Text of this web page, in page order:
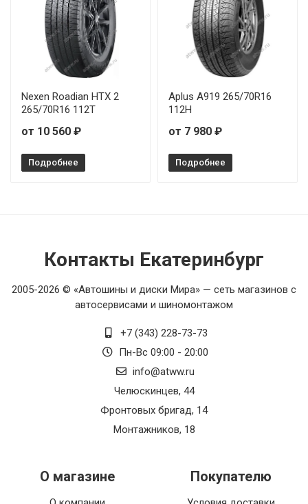
Nexen Roadian HTX 2
265/70R16 112T
от 10 560 ₽
Подробнее
Aplus A919 265/70R16
112H
от 7 980 ₽
Подробнее
Контакты Екатеринбург
2005-2026 © «Автошины и диски Мира» — сеть магазинов с
автосервисами и шиномонтажом
+7 (343) 228-73-73
Пн-Вс 09:00 - 20:00
info@atww.ru
Челюскинцев, 44
Фронтовых бригад, 14
Монтажников, 18
О магазине Покупателю